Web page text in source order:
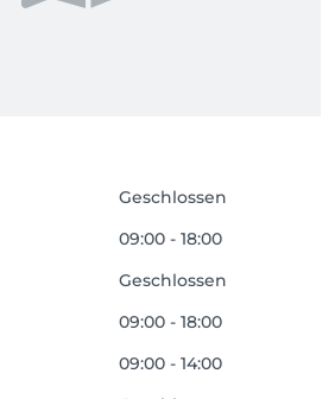
Geschlossen
09:00 - 18:00
Geschlossen
09:00 - 18:00
09:00 - 14:00